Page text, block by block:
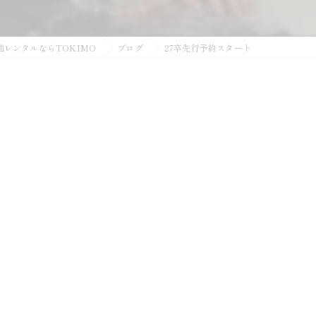
レンタルならTOKIMO ブログ 27卒先行予約スタート